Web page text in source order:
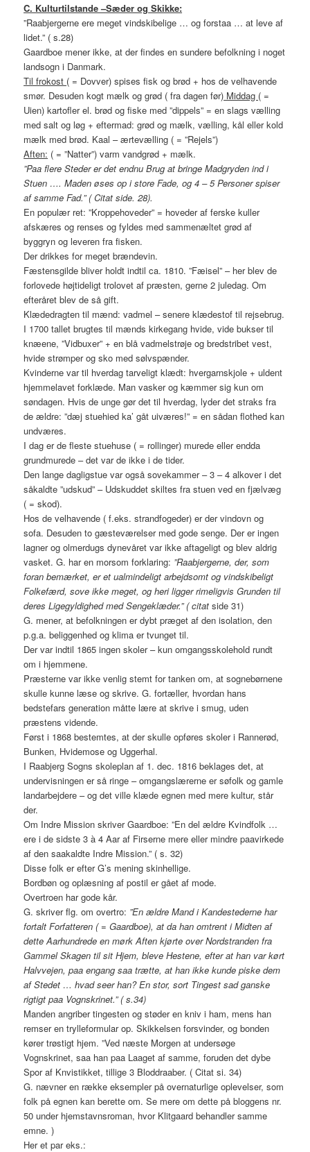
C. Kulturtilstande –Sæder og Skikke:
”Raabjergerne ere meget vindskibelige … og forstaa … at leve af
lidet.” ( s.28)
Gaardboe mener ikke, at der findes en sundere befolkning i noget
landsogn i Danmark.
Til frokost ( = Dovver) spises fisk og brød + hos de velhavende
smør. Desuden kogt mælk og grød ( fra dagen før) Middag ( =
Uien) kartofler el. brød og fiske med ”dippels” = en slags vælling
med salt og løg + eftermad: grød og mælk, vælling, kål eller kold
mælk med brød. Kaal – ærtevælling ( = ”Rejels”)
Aften: ( = ”Natter”) varm vandgrød + mælk.
”Paa flere Steder er det endnu Brug at bringe Madgryden ind i
Stuen …. Maden øses op i store Fade, og 4 – 5 Personer spiser
af samme Fad.” ( Citat side. 28).
En populær ret: ”Kroppehoveder” = hoveder af ferske kuller
afskæres og renses og fyldes med sammenæltet grød af
byggryn og leveren fra fisken.
Der drikkes for meget brændevin.
Fæstensgilde bliver holdt indtil ca. 1810. ”Fæisel” – her blev de
forlovede højtideligt trolovet af præsten, gerne 2 juledag. Om
efteråret blev de så gift.
Klædedragten til mænd: vadmel – senere klædestof til rejsebrug.
I 1700 tallet brugtes til mænds kirkegang hvide, vide bukser til
knæene, ”Vidbuxer” + en blå vadmelstrøje og bredstribet vest,
hvide strømper og sko med sølvspænder.
Kvinderne var til hverdag tarveligt klædt: hvergarnskjole + uldent
hjemmelavet forklæde. Man vasker og kæmmer sig kun om
søndagen. Hvis de unge gør det til hverdag, lyder det straks fra
de ældre: ”dæj stuehied ka’ gåt uiværes!” = en sådan flothed kan
undværes.
I dag er de fleste stuehuse ( = rollinger) murede eller endda
grundmurede – det var de ikke i de tider.
Den lange dagligstue var også sovekammer – 3 – 4 alkover i det
såkaldte ”udskud” – Udskuddet skiltes fra stuen ved en fjælvæg
( = skod).
Hos de velhavende ( f.eks. strandfogeder) er der vindovn og
sofa. Desuden to gæsteværelser med gode senge. Der er ingen
lagner og olmerdugs dynevåret var ikke aftageligt og blev aldrig
vasket. G. har en morsom forklaring: ”Raabjergerne, der, som
foran bemærket, er et ualmindeligt arbejdsomt og vindskibeligt
Folkefærd, sove ikke meget, og heri ligger rimeligvis Grunden til
deres Ligegyldighed med Sengeklæder.” ( citatside 31)
G. mener, at befolkningen er dybt præget af den isolation, den
p.g.a. beliggenhed og klima er tvunget til.
Der var indtil 1865 ingen skoler – kun omgangsskolehold rundt
om i hjemmene.
Præsterne var ikke venlig stemt for tanken om, at sognebørnene
skulle kunne læse og skrive. G. fortæller, hvordan hans
bedstefars generation måtte lære at skrive i smug, uden
præstens vidende.
Først i 1868 bestemtes, at der skulle opføres skoler i Rannerød,
Bunken, Hvidemose og Uggerhal.
I Raabjerg Sogns skoleplan af 1. dec. 1816 beklages det, at
undervisningen er så ringe – omgangslærerne er søfolk og gamle
landarbejdere – og det ville klæde egnen med mere kultur, står
der.
Om Indre Mission skriver Gaardboe: ”En del ældre Kvindfolk …
ere i de sidste 3 à 4 Aar af Firserne mere eller mindre paavirkede
af den saakaldte Indre Mission.” ( s. 32)
Disse folk er efter G’s mening skinhellige.
Bordbøn og oplæsning af postil er gået af mode.
Overtroen har gode kår.
G. skriver flg. om overtro: ”En ældre Mand i Kandestederne har
fortalt Forfatteren ( = Gaardboe), at da han omtrent i Midten af
dette Aarhundrede en mørk Aften kjørte over Nordstranden fra
Gammel Skagen til sit Hjem, bleve Hestene, efter at han var kørt
Halvvejen, paa engang saa trætte, at han ikke kunde piske dem
af Stedet … hvad seer han? En stor, sort Tingest sad ganske
rigtigt paa Vognskrinet.” ( s.34)
Manden angriber tingesten og støder en kniv i ham, mens han
remser en trylleformular op. Skikkelsen forsvinder, og bonden
kører trøstigt hjem. ”Ved næste Morgen at undersøge
Vognskrinet, saa han paa Laaget af samme, foruden det dybe
Spor af Knvistikket, tillige 3 Bloddraaber. ( Citat si. 34)
G. nævner en række eksempler på overnaturlige oplevelser, som
folk på egnen kan berette om. Se mere om dette på bloggens nr.
50 under hjemstavnsroman, hvor Klitgaard behandler samme
emne. )
Her et par eks.: